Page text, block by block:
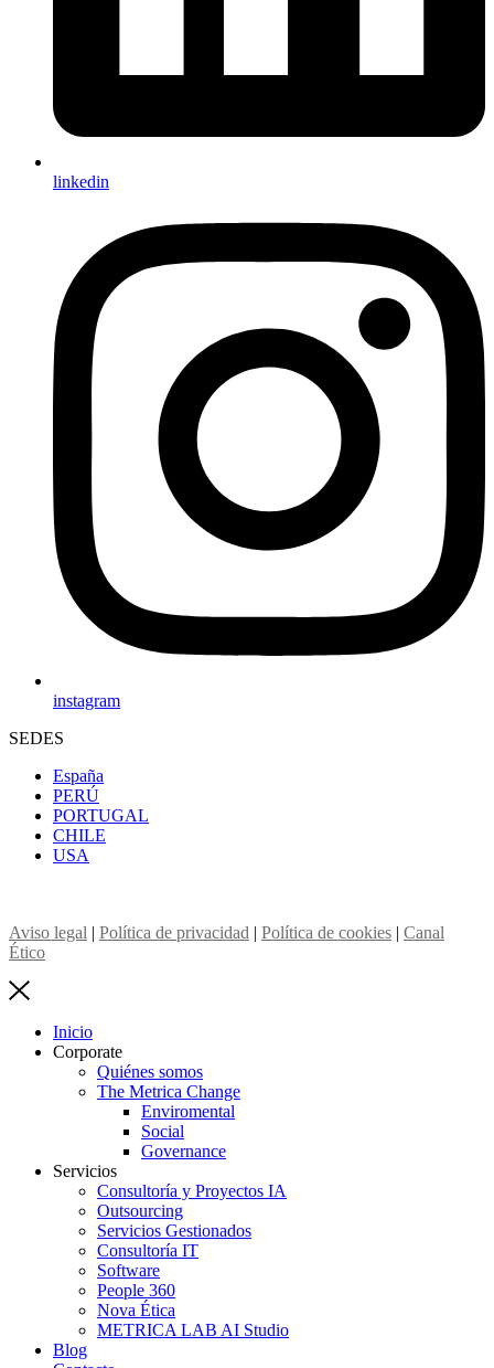
linkedin
instagram
SEDES
España
PERÚ
PORTUGAL
CHILE
USA
Aviso legal | Política de privacidad | Política de cookies | Canal
Ético
Inicio
Corporate
Quiénes somos
The Metrica Change
Enviromental
Social
Governance
Servicios
Consultoría y Proyectos IA
Outsourcing
Servicios Gestionados
Consultoría IT
Software
People 360
Nova Ética
METRICA LAB AI Studio
Blog